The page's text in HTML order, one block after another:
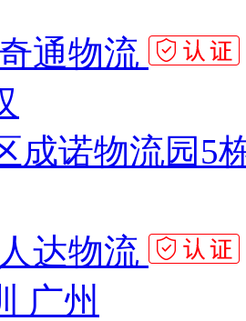
通物流
成诺物流园5
达物流
广州